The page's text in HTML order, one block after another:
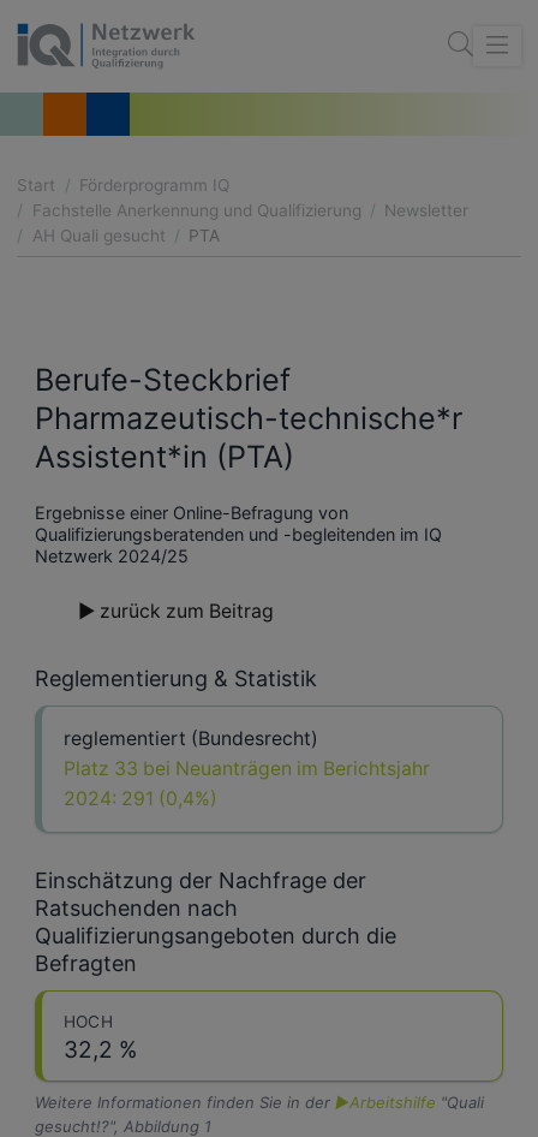
Start
Förderprogramm IQ
Fachstelle Anerkennung und Qualifizierung
Newsletter
AH Quali gesucht
PTA
Berufe-Steckbrief
Pharmazeutisch-technische*r
Assistent*in (PTA)
Ergebnisse einer Online-Befragung von
Qualifizierungsberatenden und -begleitenden im IQ
Netzwerk 2024/25
► zurück zum Beitrag
Reglementierung & Statistik
reglementiert (Bundesrecht)
Platz 33 bei Neuanträgen im Berichtsjahr
2024: 291 (0,4%)
Einschätzung der Nachfrage der
Ratsuchenden nach
Qualifizierungsangeboten durch die
Befragten
HOCH
32,2 %
Weitere Informationen finden Sie in der ►Arbeitshilfe "Quali
gesucht!?", Abbildung 1